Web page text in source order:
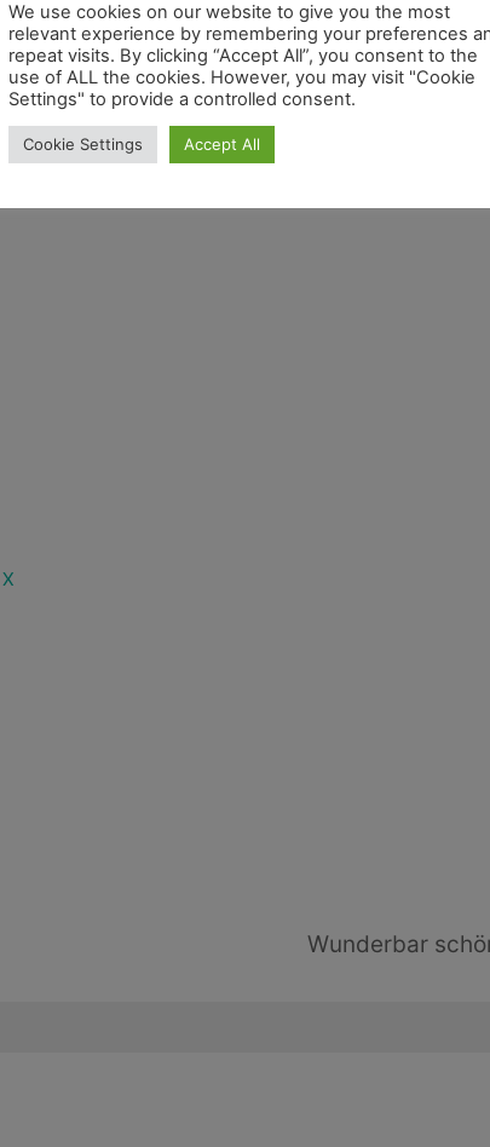
Wunderbar
We use cookies on our website to give you the most
relevant experience by remembering your preferences
repeat visits. By clicking “Accept All”, you consent to the
use of ALL the cookies. However, you may visit "Cookie
Settings" to provide a controlled consent.
Cookie Settings Accept All